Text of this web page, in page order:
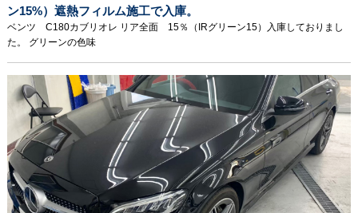
ン15%）遮熱フィルム施工で入庫。
ベンツ C180カブリオレ リア全面 15％（IRグリーン15）入庫しておりまし
た。 グリーンの色味